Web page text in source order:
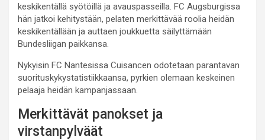
keskikentällä syötöillä ja avauspasseilla. FC Augsburgissa
hän jatkoi kehitystään, pelaten merkittävää roolia heidän
keskikentällään ja auttaen joukkuetta säilyttämään
Bundesliigan paikkansa.
Nykyisin FC Nantesissa Cuisancen odotetaan parantavan
suorituskykystatistiikkaansa, pyrkien olemaan keskeinen
pelaaja heidän kampanjassaan.
Merkittävät panokset ja
virstanpylväät